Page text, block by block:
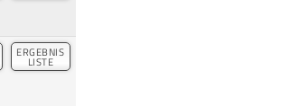
ERGEBNIS
LISTE